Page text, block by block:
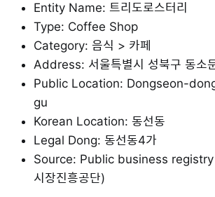
Entity Name: 트리도로스터리
Type: Coffee Shop
Category: 음식 > 카페
Address: 서울특별시 성북구 동소
Public Location: Dongseon-
gu
Korean Location: 동선동
Legal Dong: 동선동4가
Source: Public business registry
시장진흥공단)